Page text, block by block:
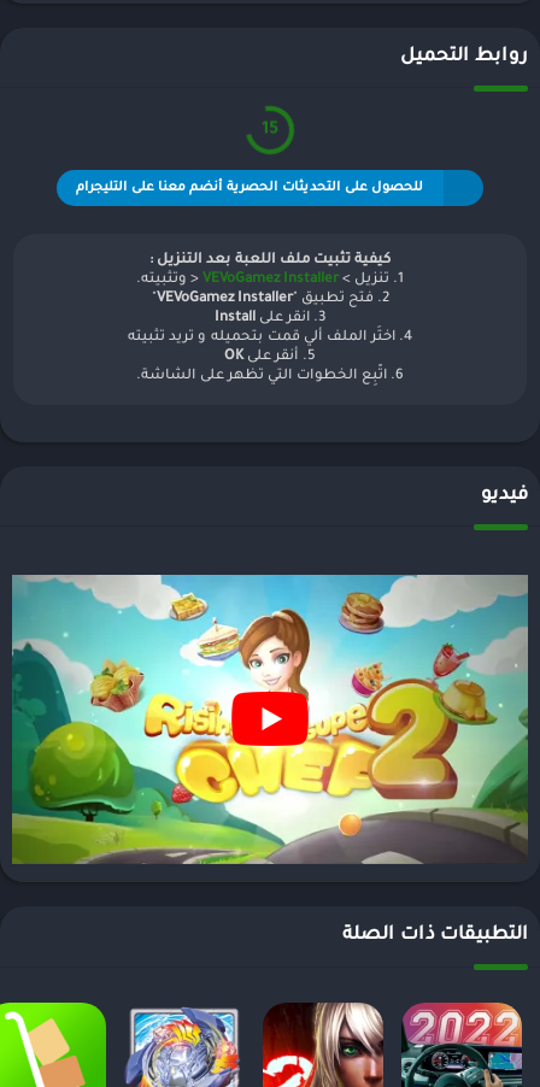
روابط التحميل
15
للحصول على التحديثات الحصرية أنضم معنا على التليجرام
كيفية تثبيت ملف اللعبة بعد التنزيل :
1. تنزيل >
VEVoGamez Installer < وتثبيته.
2. فتح تطبيق "
VEVoGamez Installer
"
3. انقر على
Install
4. اختَر الملف ألي قمت بتحميله و تريد تثبيته
5. أنقر على
OK
6. اتّبِع الخطوات التي تظهر على الشاشة.
فيديو
التطبيقات ذات الصلة